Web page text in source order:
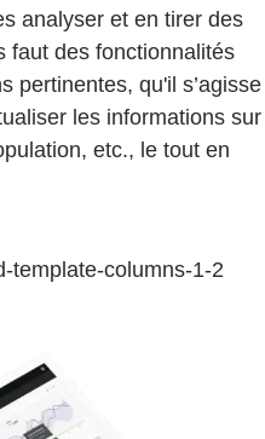
analyser et en tirer des
faut des fonctionnalités
pertinentes, qu'il s’agisse
les informations sur
etc., le tout en
template-columns-1-2